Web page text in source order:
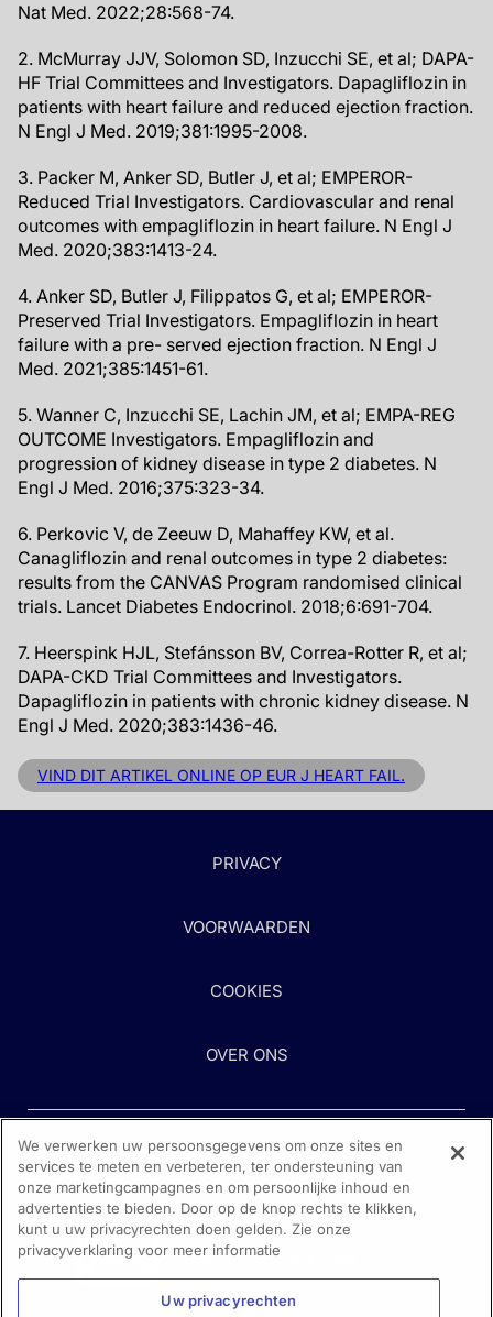
Nat Med. 2022;28:568-74.
2. McMurray JJV, Solomon SD, Inzucchi SE, et al; DAPA-
HF Trial Committees and Investigators. Dapagliflozin in
patients with heart failure and reduced ejection fraction.
N Engl J Med. 2019;381:1995-2008.
3. Packer M, Anker SD, Butler J, et al; EMPEROR-
Reduced Trial Investigators. Cardiovascular and renal
outcomes with empagliflozin in heart failure. N Engl J
Med. 2020;383:1413-24.
4. Anker SD, Butler J, Filippatos G, et al; EMPEROR-
Preserved Trial Investigators. Empagliflozin in heart
failure with a pre- served ejection fraction. N Engl J
Med. 2021;385:1451-61.
5. Wanner C, Inzucchi SE, Lachin JM, et al; EMPA-REG
OUTCOME Investigators. Empagliflozin and
progression of kidney disease in type 2 diabetes. N
Engl J Med. 2016;375:323-34.
6. Perkovic V, de Zeeuw D, Mahaffey KW, et al.
Canagliflozin and renal outcomes in type 2 diabetes:
results from the CANVAS Program randomised clinical
trials. Lancet Diabetes Endocrinol. 2018;6:691-704.
7. Heerspink HJL, Stefánsson BV, Correa-Rotter R, et al;
DAPA-CKD Trial Committees and Investigators.
Dapagliflozin in patients with chronic kidney disease. N
Engl J Med. 2020;383:1436-46.
VIND DIT ARTIKEL ONLINE OP EUR J HEART FAIL.
PRIVACY
VOORWAARDEN
COOKIES
OVER ONS
Heeft u hulp nodig?
Neem contact met ons op
We verwerken uw persoonsgegevens om onze sites en
services te meten en verbeteren, ter ondersteuning van
onze marketingcampagnes en om persoonlijke inhoud en
advertenties te bieden. Door op de knop rechts te klikken,
kunt u uw privacyrechten doen gelden. Zie onze
privacyverklaring voor meer informatie
Uw privacyrechten